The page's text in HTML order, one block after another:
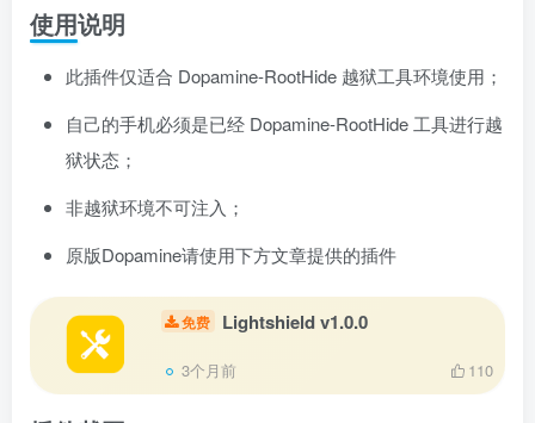
使用说明
此插件仅适合 Dopamine-RootHide 越狱工具环境使用；
自己的手机必须是已经 Dopamine-RootHide 工具进行越
狱状态；
非越狱环境不可注入；
原版Dopamine请使用下方文章提供的插件
免费 Lightshield v1.0.0
3个月前 110